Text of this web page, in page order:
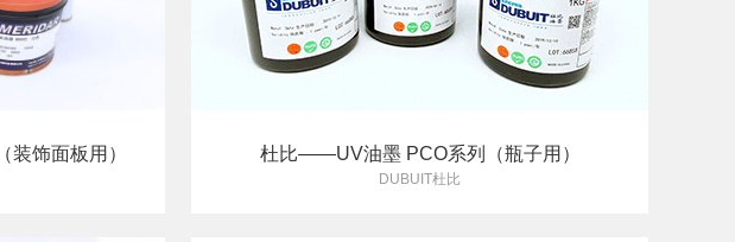
饰面板用） 杜比——UV油墨 PCO系列（瓶子用）
DUBUIT杜比